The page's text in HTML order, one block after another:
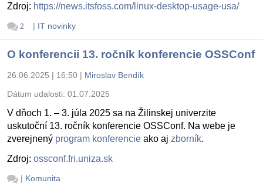
Zdroj: https://news.itsfoss.com/linux-desktop-usage-usa/
2 | IT novinky
O konferencii 13. ročník konferencie OSSConf
26.06.2025 | 16:50 | Miroslav Bendík
Dátum udalosti: 01.07.2025
V dňoch 1. – 3. júla 2025 sa na Žilinskej univerzite
uskutoční 13. ročník konferencie OSSConf. Na webe je
zverejnený program konferencie ako aj zborník.
Zdroj: ossconf.fri.uniza.sk
| Komunita